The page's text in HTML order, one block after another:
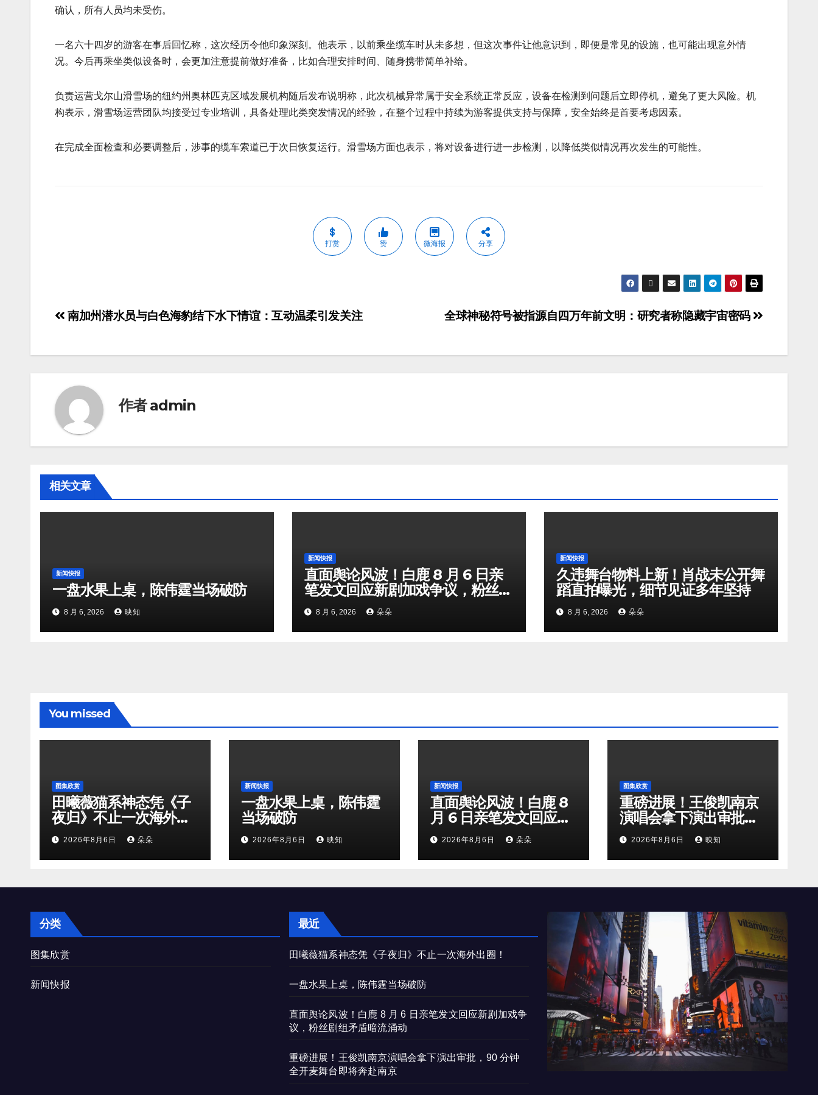
确认，所有人员均未受伤。
一名六十四岁的游客在事后回忆称，这次经历令他印象深刻。他表示，以前乘坐缆车时从未多想，但这次事件让他意识到，即便是常见的设施，也可能出现意外情
况。今后再乘坐类似设备时，会更加注意提前做好准备，比如合理安排时间、随身携带简单补给。
负责运营戈尔山滑雪场的纽约州奥林匹克区域发展机构随后发布说明称，此次机械异常属于安全系统正常反应，设备在检测到问题后立即停机，避免了更大风险。机
构表示，滑雪场运营团队均接受过专业培训，具备处理此类突发情况的经验，在整个过程中持续为游客提供支持与保障，安全始终是首要考虑因素。
在完成全面检查和必要调整后，涉事的缆车索道已于次日恢复运行。滑雪场方面也表示，将对设备进行进一步检测，以降低类似情况再次发生的可能性。
打赏 赞 微海报 分享
全球神秘符号被指源自四万年前文明：研究者称隐藏宇宙密码
南加州潜水员与白色海豹结下水下情谊：互动温柔引发关注
作者admin
相关文章
新闻快报
一盘水果上桌，陈伟霆当场破防
8 月 6, 2026 映知
新闻快报
直面舆论风波！白鹿 8 月 6 日亲
笔发文回应新剧加戏争议，粉丝剧
组矛盾暗流涌动
8 月 6, 2026 朵朵
新闻快报
久违舞台物料上新！肖战未公开舞
蹈直拍曝光，细节见证多年坚持
8 月 6, 2026 朵朵
You missed
图集欣赏
田曦薇猫系神态凭《子
夜归》不止一次海外出
圈！
2026年8月6日 朵朵
新闻快报
一盘水果上桌，陈伟霆
当场破防
2026年8月6日 映知
新闻快报
直面舆论风波！白鹿 8
月 6 日亲笔发文回应新
剧加戏争议，粉丝剧组
矛盾暗流涌动
2026年8月6日 朵朵
图集欣赏
重磅进展！王俊凯南京
演唱会拿下演出审批，
90 分钟全开麦舞台即将
奔赴南京
2026年8月6日 映知
分类
图集欣赏
新闻快报
最近
田曦薇猫系神态凭《子夜归》不止一次海外出圈！
一盘水果上桌，陈伟霆当场破防
直面舆论风波！白鹿 8 月 6 日亲笔发文回应新剧加戏争
议，粉丝剧组矛盾暗流涌动
重磅进展！王俊凯南京演唱会拿下演出审批，90 分钟
全开麦舞台即将奔赴南京